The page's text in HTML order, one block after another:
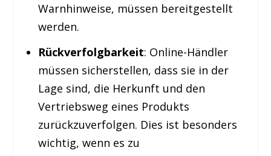
Warnhinweise, müssen bereitgestellt
werden.
Rückverfolgbarkeit: Online-Händler
müssen sicherstellen, dass sie in der
Lage sind, die Herkunft und den
Vertriebsweg eines Produkts
zurückzuverfolgen. Dies ist besonders
wichtig, wenn es zu